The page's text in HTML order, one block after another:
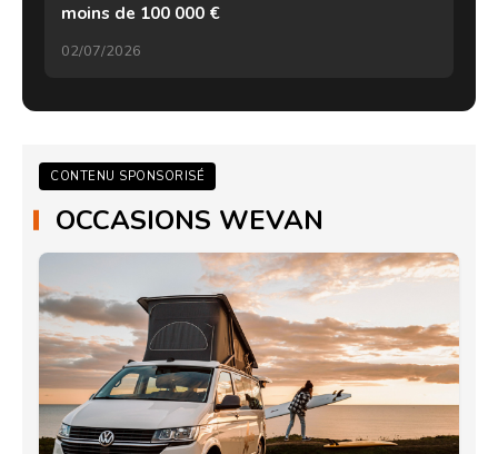
moins de 100 000 €
02/07/2026
CONTENU SPONSORISÉ
OCCASIONS WEVAN